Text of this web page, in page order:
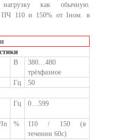
как обычную.
ПЧ 110 и 150% от Iном. в
В
380…480
трёхфазное
Гц
50
Гц 0…599
In %
110 / 150 (в
течении 60с)